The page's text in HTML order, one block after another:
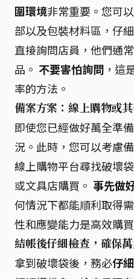
圍環境非常重要。您可
部以及包裝材料區，仔
直接詢問店員，他們通
品。 不要害怕詢問 ，這
率的方法。
備案方案：線上購物或
即使您已經做好萬全準
況。此時，您可以考慮
線上購物平台尋找破壞
或文具店購買。 事先做
何情況下都能順利取得
性和應變能力是高效購
結帳後仔細檢查，確保
拿到破壞袋後，務必仔